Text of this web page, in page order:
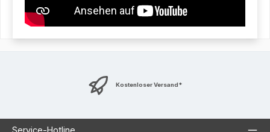
Kostenloser Versand*
Service-Hotline